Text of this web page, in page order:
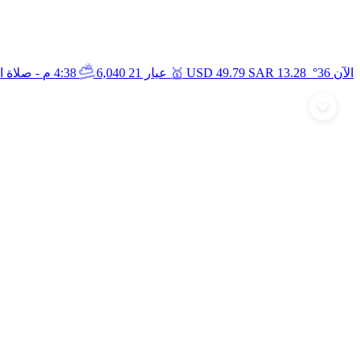
الآن 36° USD 49.79 SAR 13.28
🥇 عيار 21 6,040
⛅4:38 م - صلاة